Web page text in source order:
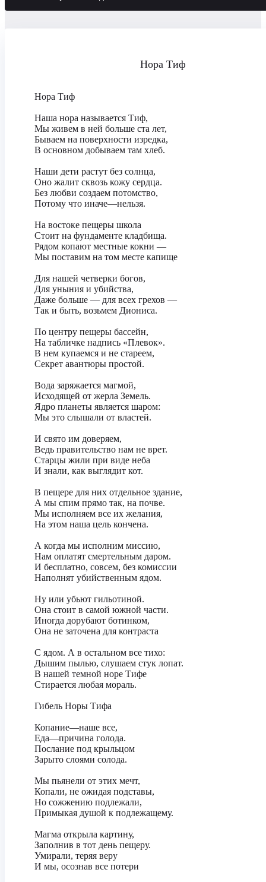
Нора Тиф
Нора Тиф
Наша нора называется Тиф,
Мы живем в ней больше ста лет,
Бываем на поверхности изредка,
В основном добываем там хлеб.
Наши дети растут без солнца,
Оно жалит сквозь кожу сердца.
Без любви создаем потомство,
Потому что иначе—нельзя.
На востоке пещеры школа
Стоит на фундаменте кладбища.
Рядом копают местные кокни —
Мы поставим на том месте капище
Для нашей четверки богов,
Для уныния и убийства,
Даже больше — для всех грехов —
Так и быть, возьмем Диониса.
По центру пещеры бассейн,
На табличке надпись «Плевок».
В нем купаемся и не стареем,
Секрет авантюры простой.
Вода заряжается магмой,
Исходящей от жерла Земель.
Ядро планеты является шаром:
Мы это слышали от властей.
И свято им доверяем,
Ведь правительство нам не врет.
Старцы жили при виде неба
И знали, как выглядит кот.
В пещере для них отдельное здание,
А мы спим прямо так, на почве.
Мы исполняем все их желания,
На этом наша цель кончена.
А когда мы исполним миссию,
Нам оплатят смертельным даром.
И бесплатно, совсем, без комиссии
Наполнят убийственным ядом.
Ну или убьют гильотиной.
Она стоит в самой южной части.
Иногда дорубают ботинком,
Она не заточена для контраста
С ядом. А в остальном все тихо:
Дышим пылью, слушаем стук лопат.
В нашей темной норе Тифе
Стирается любая мораль.
Гибель Норы Тифа
Копание—наше все,
Еда—причина голода.
Послание под крыльцом
Зарыто слоями солода.
Мы пьянели от этих мечт,
Копали, не ожидая подставы,
Но сожжению подлежали,
Примыкая душой к подлежащему.
Магма открыла картину,
Заполнив в тот день пещеру.
Умирали, теряя веру
И мы, осознав все потери